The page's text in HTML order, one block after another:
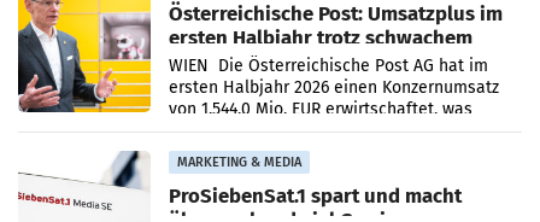
Österreichische Post: Umsatzplus im
ersten Halbjahr trotz schwachem
Briefgeschäft
WIEN Die Österreichische Post AG hat im
ersten Halbjahr 2026 einen Konzernumsatz
von 1.544,0 Mio. EUR erwirtschaftet, was
einem Plus von 3,8 Prozent gegenüber dem
Vergleichszeitraum
MARKETING & MEDIA
ProSiebenSat.1 spart und macht